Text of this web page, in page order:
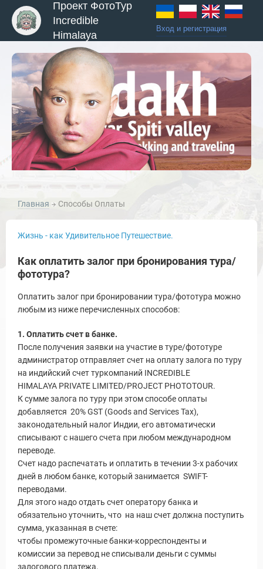
и Туры
Новости и Отчеты
Проект ФотоТур
Incredible
Himalaya
Вход и регистрация
Главная Способы Оплаты
Жизнь - как Удивительное Путешествие.
Как оплатить залог при бронирования тура/
фототура?
Оплатить залог при бронировании тура/фототура можно
любым из ниже перечисленных способов:
1. Оплатить счет в банке.
После получения заявки на участие в туре/фототуре
администратор отправляет счет на оплату залога по туру
на индийский счет туркомпаний INCREDIBLE
HIMALAYA PRIVATE LIMITED/PROJECT PHOTOTOUR.
К сумме залога по туру при этом способе оплаты
добавляется 20% GST (Goods and Services Tax),
законодательный налог Индии, его автоматически
списывают с нашего счета при любом международном
переводе.
Счет надо распечатать и оплатить в течении 3-х рабочих
дней в любом банке, который занимается SWIFT-
переводами.
Для этого надо отдать счет оператору банка и
обязательно уточнить, что на наш счет должна поступить
сумма, указанная в счете:
чтобы промежуточные банки-корреспонденты и
комиссии за перевод не списывали деньги с суммы
залогового платежа.